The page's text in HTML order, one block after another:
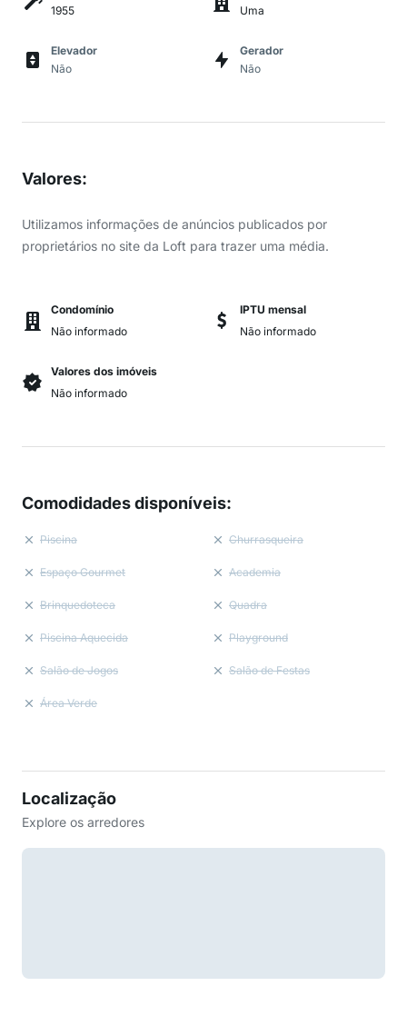
1955
Uma
Elevador
Não
Gerador
Não
Valores:
Utilizamos informações de anúncios publicados por
proprietários no site da Loft para trazer uma média.
Condomínio
Não informado
IPTU mensal
Não informado
Valores dos imóveis
Não informado
Comodidades disponíveis:
Piscina Churrasqueira
Espaço Gourmet Academia
Brinquedoteca Quadra
Piscina Aquecida Playground
Salão de Jogos Salão de Festas
Área Verde
Localização
Explore os arredores